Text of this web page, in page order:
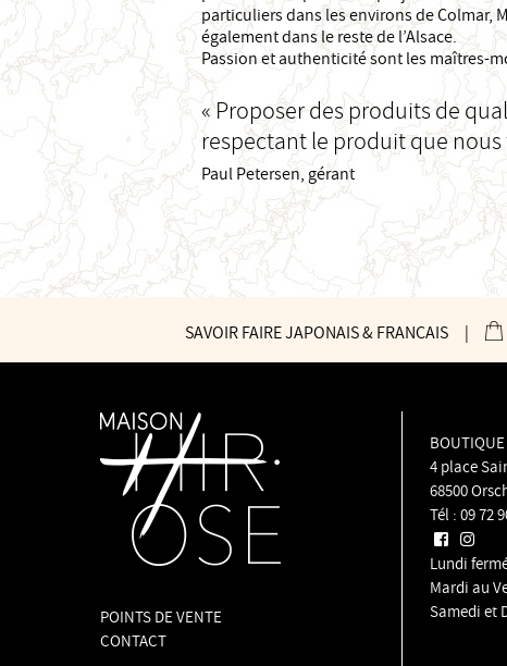
particuliers dans les environs de Colmar,
également dans le reste de l’Alsace.
Passion et authenticité sont les maîtres-
« Proposer des produits de
respectant le produit que nous
Paul Petersen, gérant
SAVOIR FAIRE JAPONAIS & FRANÇAIS |
POINTS DE VENTE
CONTACT
4 place
68500
Tél :09 72
Lundi
Mardi au
Samedi et